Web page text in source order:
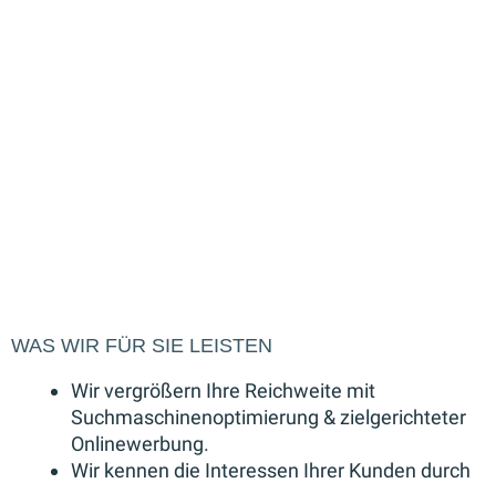
WAS WIR FÜR SIE LEISTEN
Wir vergrößern Ihre Reichweite mit
Suchmaschinenoptimierung & zielgerichteter
Onlinewerbung.
Wir kennen die Interessen Ihrer Kunden durch